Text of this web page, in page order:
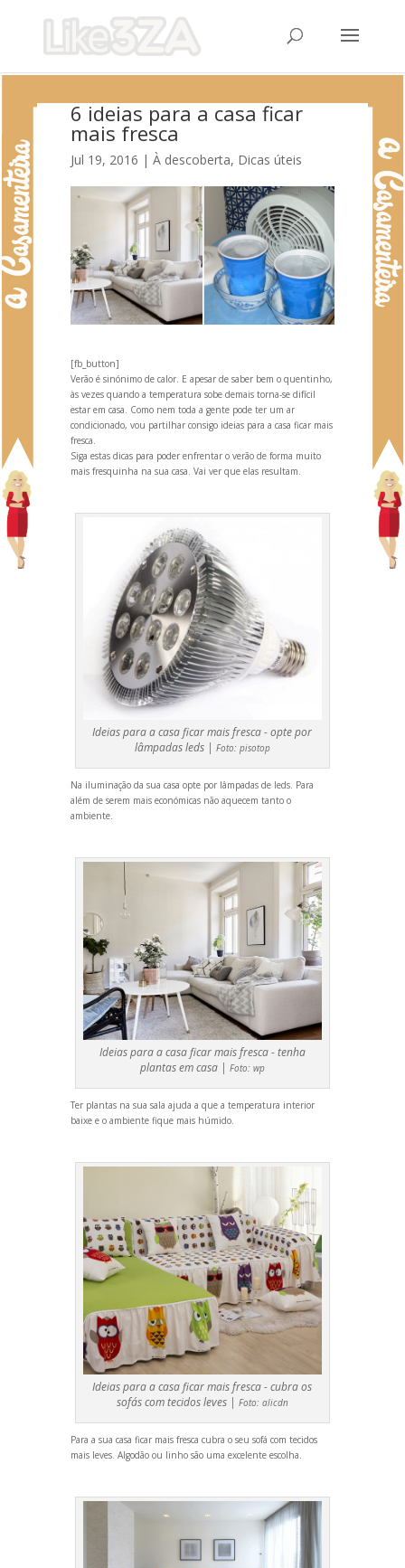
6 ideias para a casa ficar
mais fresca
Jul 19, 2016 | À descoberta, Dicas úteis
[fb_button]
Verão é sinónimo de calor. E apesar de saber bem o quentinho,
às vezes quando a temperatura sobe demais torna-se difícil
estar em casa. Como nem toda a gente pode ter um ar
condicionado, vou partilhar consigo ideias para a casa ficar mais
fresca.
Siga estas dicas para poder enfrentar o verão de forma muito
mais fresquinha na sua casa. Vai ver que elas resultam.
Ideias para a casa ficar mais fresca - opte por
lâmpadas leds | Foto: pisotop
Na iluminação da sua casa opte por lâmpadas de leds. Para
além de serem mais económicas não aquecem tanto o
ambiente.
Ideias para a casa ficar mais fresca - tenha
plantas em casa | Foto: wp
Ter plantas na sua sala ajuda a que a temperatura interior
baixe e o ambiente fique mais húmido.
Ideias para a casa ficar mais fresca - cubra os
sofás com tecidos leves | Foto: alicdn
Para a sua casa ficar mais fresca cubra o seu sofá com tecidos
mais leves. Algodão ou linho são uma excelente escolha.